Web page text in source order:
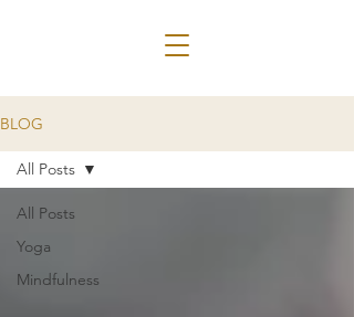
BLOG
All Posts
Yoga
Mindfulness
All Posts